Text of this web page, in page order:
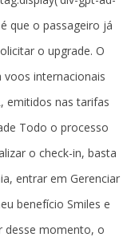
que o passageiro já
o upgrade. O
voos internacionais
emitidos nas tarifas
Todo o processo
o check-in, basta
entrar em Gerenciar
benefício Smiles e
desse momento, o